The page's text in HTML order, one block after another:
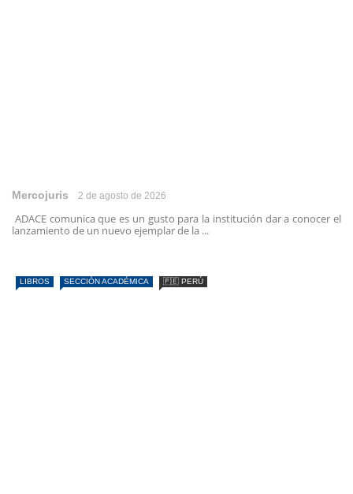
Mercojuris 2 de agosto de 2026
ADACE comunica que es un gusto para la institución dar a conocer el
lanzamiento de un nuevo ejemplar de la ...
LIBROS SECCIÓN ACADÉMICA 🇵🇪 PERÚ